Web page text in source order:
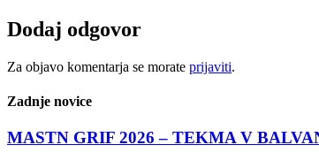
Dodaj odgovor
Za objavo komentarja se morate prijaviti.
Zadnje novice
MASTN GRIF 2026 – TEKMA V